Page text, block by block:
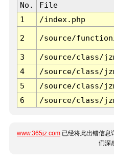
No. File
1
/index.php
2 /source/
3 /source/class/
4
/source/class/
5
/source/class/
6
/source/class/
www.365jz.com 已经将此出错信息
们深